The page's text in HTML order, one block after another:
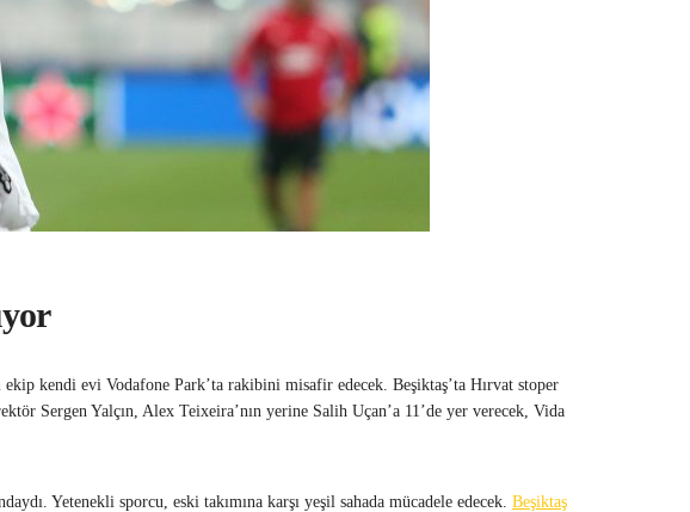
kendi evi Vodafone Park’ta rakibini misafir edecek. Beşiktaş’ta Hırvat stoper
Sergen Yalçın, Alex Teixeira’nın yerine Salih Uçan’a 11’de yer verecek, Vida
Yetenekli sporcu, eski takımına karşı yeşil sahada mücadele edecek. Beşiktaş